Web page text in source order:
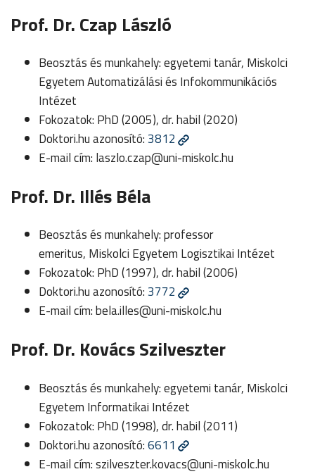
Prof. Dr. Czap László
Beosztás és munkahely: egyetemi tanár, Miskolci
Egyetem Automatizálási és Infokommunikációs
Intézet
Fokozatok: PhD (2005), dr. habil (2020)
Doktori.hu azonosító: 3812
E-mail cím: laszlo.czap@uni-miskolc.hu
Prof. Dr. Illés Béla
Beosztás és munkahely: professor
emeritus, Miskolci Egyetem Logisztikai Intézet
Fokozatok: PhD (1997), dr. habil (2006)
Doktori.hu azonosító: 3772
E-mail cím:bela.illes@uni-miskolc.hu
Prof. Dr. Kovács Szilveszter
Beosztás és munkahely: egyetemi tanár, Miskolci
Egyetem Informatikai Intézet
Fokozatok: PhD (1998), dr. habil (2011)
Doktori.hu azonosító:6611
E-mail cím:szilveszter.kovacs@uni-miskolc.hu